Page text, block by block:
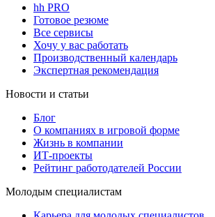
hh PRO
Готовое резюме
Все сервисы
Хочу у вас работать
Производственный календарь
Экспертная рекомендация
Новости и статьи
Блог
О компаниях в игровой форме
Жизнь в компании
ИТ-проекты
Рейтинг работодателей России
Молодым специалистам